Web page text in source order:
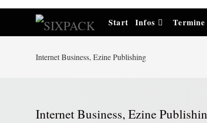
Start Infos Termine
Internet Business, Ezine Publishing
Internet Business, Ezine